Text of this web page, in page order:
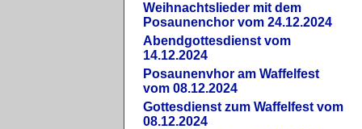
Weihnachtslieder mit dem
Posaunenchor vom 24.12.2024
Abendgottesdienst vom
14.12.2024
Posaunenvhor am Waffelfest
vom 08.12.2024
Gottesdienst zum Waffelfest vom
08.12.2024